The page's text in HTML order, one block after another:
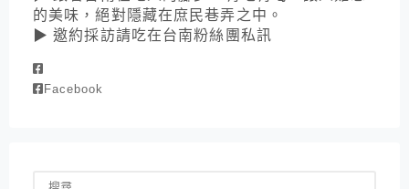
的美味，絕對隱藏在庶民巷弄之中。
▶ 邀約採訪請吃在台南粉絲團私訊
Facebook